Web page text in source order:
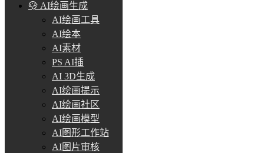
AI绘画生成
AI绘画工具
AI绘本
AI素材
PS AI插
AI 3D生成
AI绘画提示
AI绘画社区
AI绘画模型
AI图形工作站
AI图片审核